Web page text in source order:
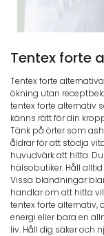
Tentex forte
Tentex forte
ökning utan
tentex forte alternativ
känns rätt för din
Tänk på örter som
åldrar för att stödja
huvudvärk att hitta.
hälsobutiker. Håll
Vissa blandningar
handlar om att hitta
tentex forte alternativ,
energi eller bara en
liv. Håll dig säker och